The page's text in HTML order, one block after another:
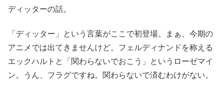
ディッターの話。
「ディッター」という言葉がここで初登場。まぁ、今期の
アニメでは出てきませんけど。フェルディナンドを称える
エックハルトと「関わらないでおこう」というローゼマイ
ン。うん、フラグですね。関わらないで済むわけがない。